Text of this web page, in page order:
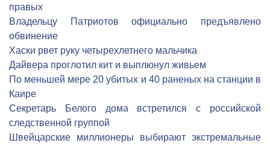
правых
Владельцу Патриотов официально предъявлено
обвинение
Хаски рвет руку четырехлетнего мальчика
Дайвера проглотил кит и выплюнул живьем
По меньшей мере 20 убитых и 40 раненых на станции в
Каире
Секретарь Белого дома встретился с российской
следственной группой
Швейцарские миллионеры выбирают экстремальные